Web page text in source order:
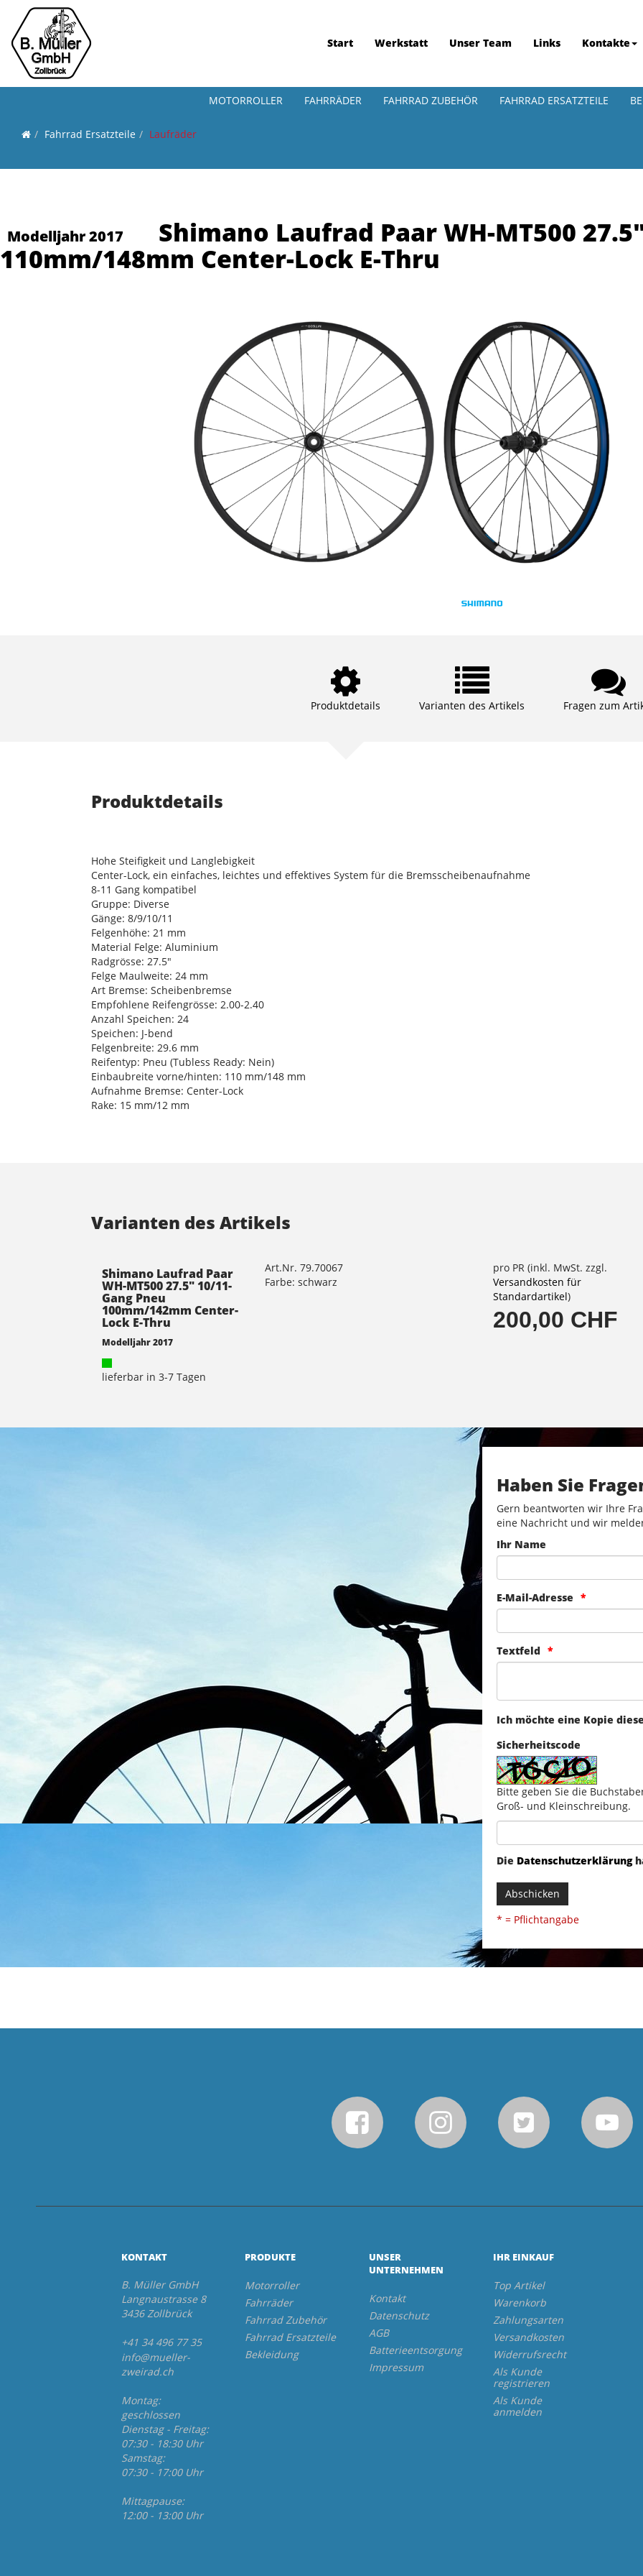
Start Werkstatt Unser Team Links Kontakte
MOTORROLLER FAHRRÄDER FAHRRAD ZUBEHÖR FAHRRAD ERSATZTEILE
Fahrrad Ersatzteile Laufräder
Modelljahr 2017
Shimano Laufrad Paar WH-MT500
110mm/148mm Center-Lock E-Thru
Produktdetails Varianten des Artikels Fragen zum
Produktdetails
Hohe Steifigkeit und Langlebigkeit
Center-Lock, ein einfaches, leichtes und effektives System für die Bremsscheibenaufnahme
8-11 Gang kompatibel
Gruppe: Diverse
Gänge: 8/9/10/11
Felgenhöhe: 21 mm
Material Felge: Aluminium
Radgrösse: 27.5"
Felge Maulweite: 24 mm
Art Bremse: Scheibenbremse
Empfohlene Reifengrösse: 2.00-2.40
Anzahl Speichen: 24
Speichen: J-bend
Felgenbreite: 29.6 mm
Reifentyp: Pneu (Tubless Ready: Nein)
Einbaubreite vorne/hinten: 110 mm/148 mm
Aufnahme Bremse: Center-Lock
Rake: 15 mm/12 mm
Varianten des Artikels
Shimano Laufrad Paar
WH-MT500 27.5" 10/11-
Gang Pneu
100mm/142mm Center-
Lock E-Thru
Modelljahr 2017
lieferbar in 3-7 Tagen
Art.Nr. 79.70067
Farbe: schwarz
pro PR (inkl. MwSt. zzgl.
Versandkosten für
Standardartikel)
200,00 CHF
Haben Sie
Gern beantworten wir Ihre
eine Nachricht und wir
Ihr Name
E-Mail-Adresse
Textfeld
Ich möchte eine Kopie
Sicherheitscode
Bitte geben Sie die
Groß- und Kleinschreibung.
Die Datenschutzerklärung
Abschicken
* = Pflichtangabe
KONTAKT
B. Müller GmbH
Langnaustrasse 8
3436 Zollbrück
+41 34 496 77 35
info@mueller-
zweirad.ch
Montag:
geschlossen
Dienstag - Freitag:
07:30 - 18:30 Uhr
Samstag:
07:30 - 17:00 Uhr
Mittagpause:
12:00 - 13:00 Uhr
PRODUKTE
Motorroller
Fahrräder
Fahrrad Zubehör
Fahrrad Ersatzteile
Bekleidung
UNSER
UNTERNEHMEN
Kontakt
Datenschutz
AGB
Batterieentsorgung
Impressum
IHR EINKAUF
Top Artikel
Warenkorb
Zahlungsarten
Versandkosten
Widerrufsrecht
Als Kunde
registrieren
Als Kunde
anmelden